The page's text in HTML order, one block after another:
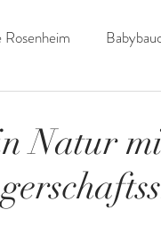
Natur